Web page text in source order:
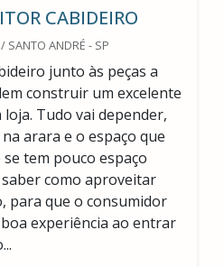
CABIDEIRO
SANTO ANDRÉ - SP
junto às peças a
construir um excelente
Tudo vai depender,
arara e o espaço que
tem pouco espaço
como aproveitar
para que o consumidor
experiência ao entrar